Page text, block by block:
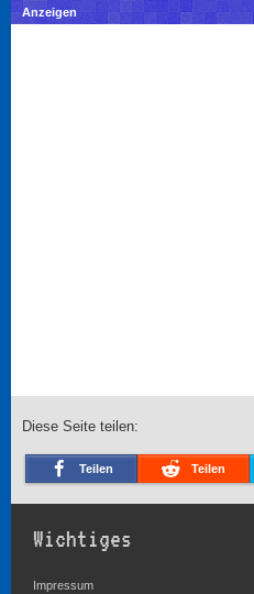
Anzeigen
Diese Seite teilen:
Teilen Teilen
Wichtiges
Impressum